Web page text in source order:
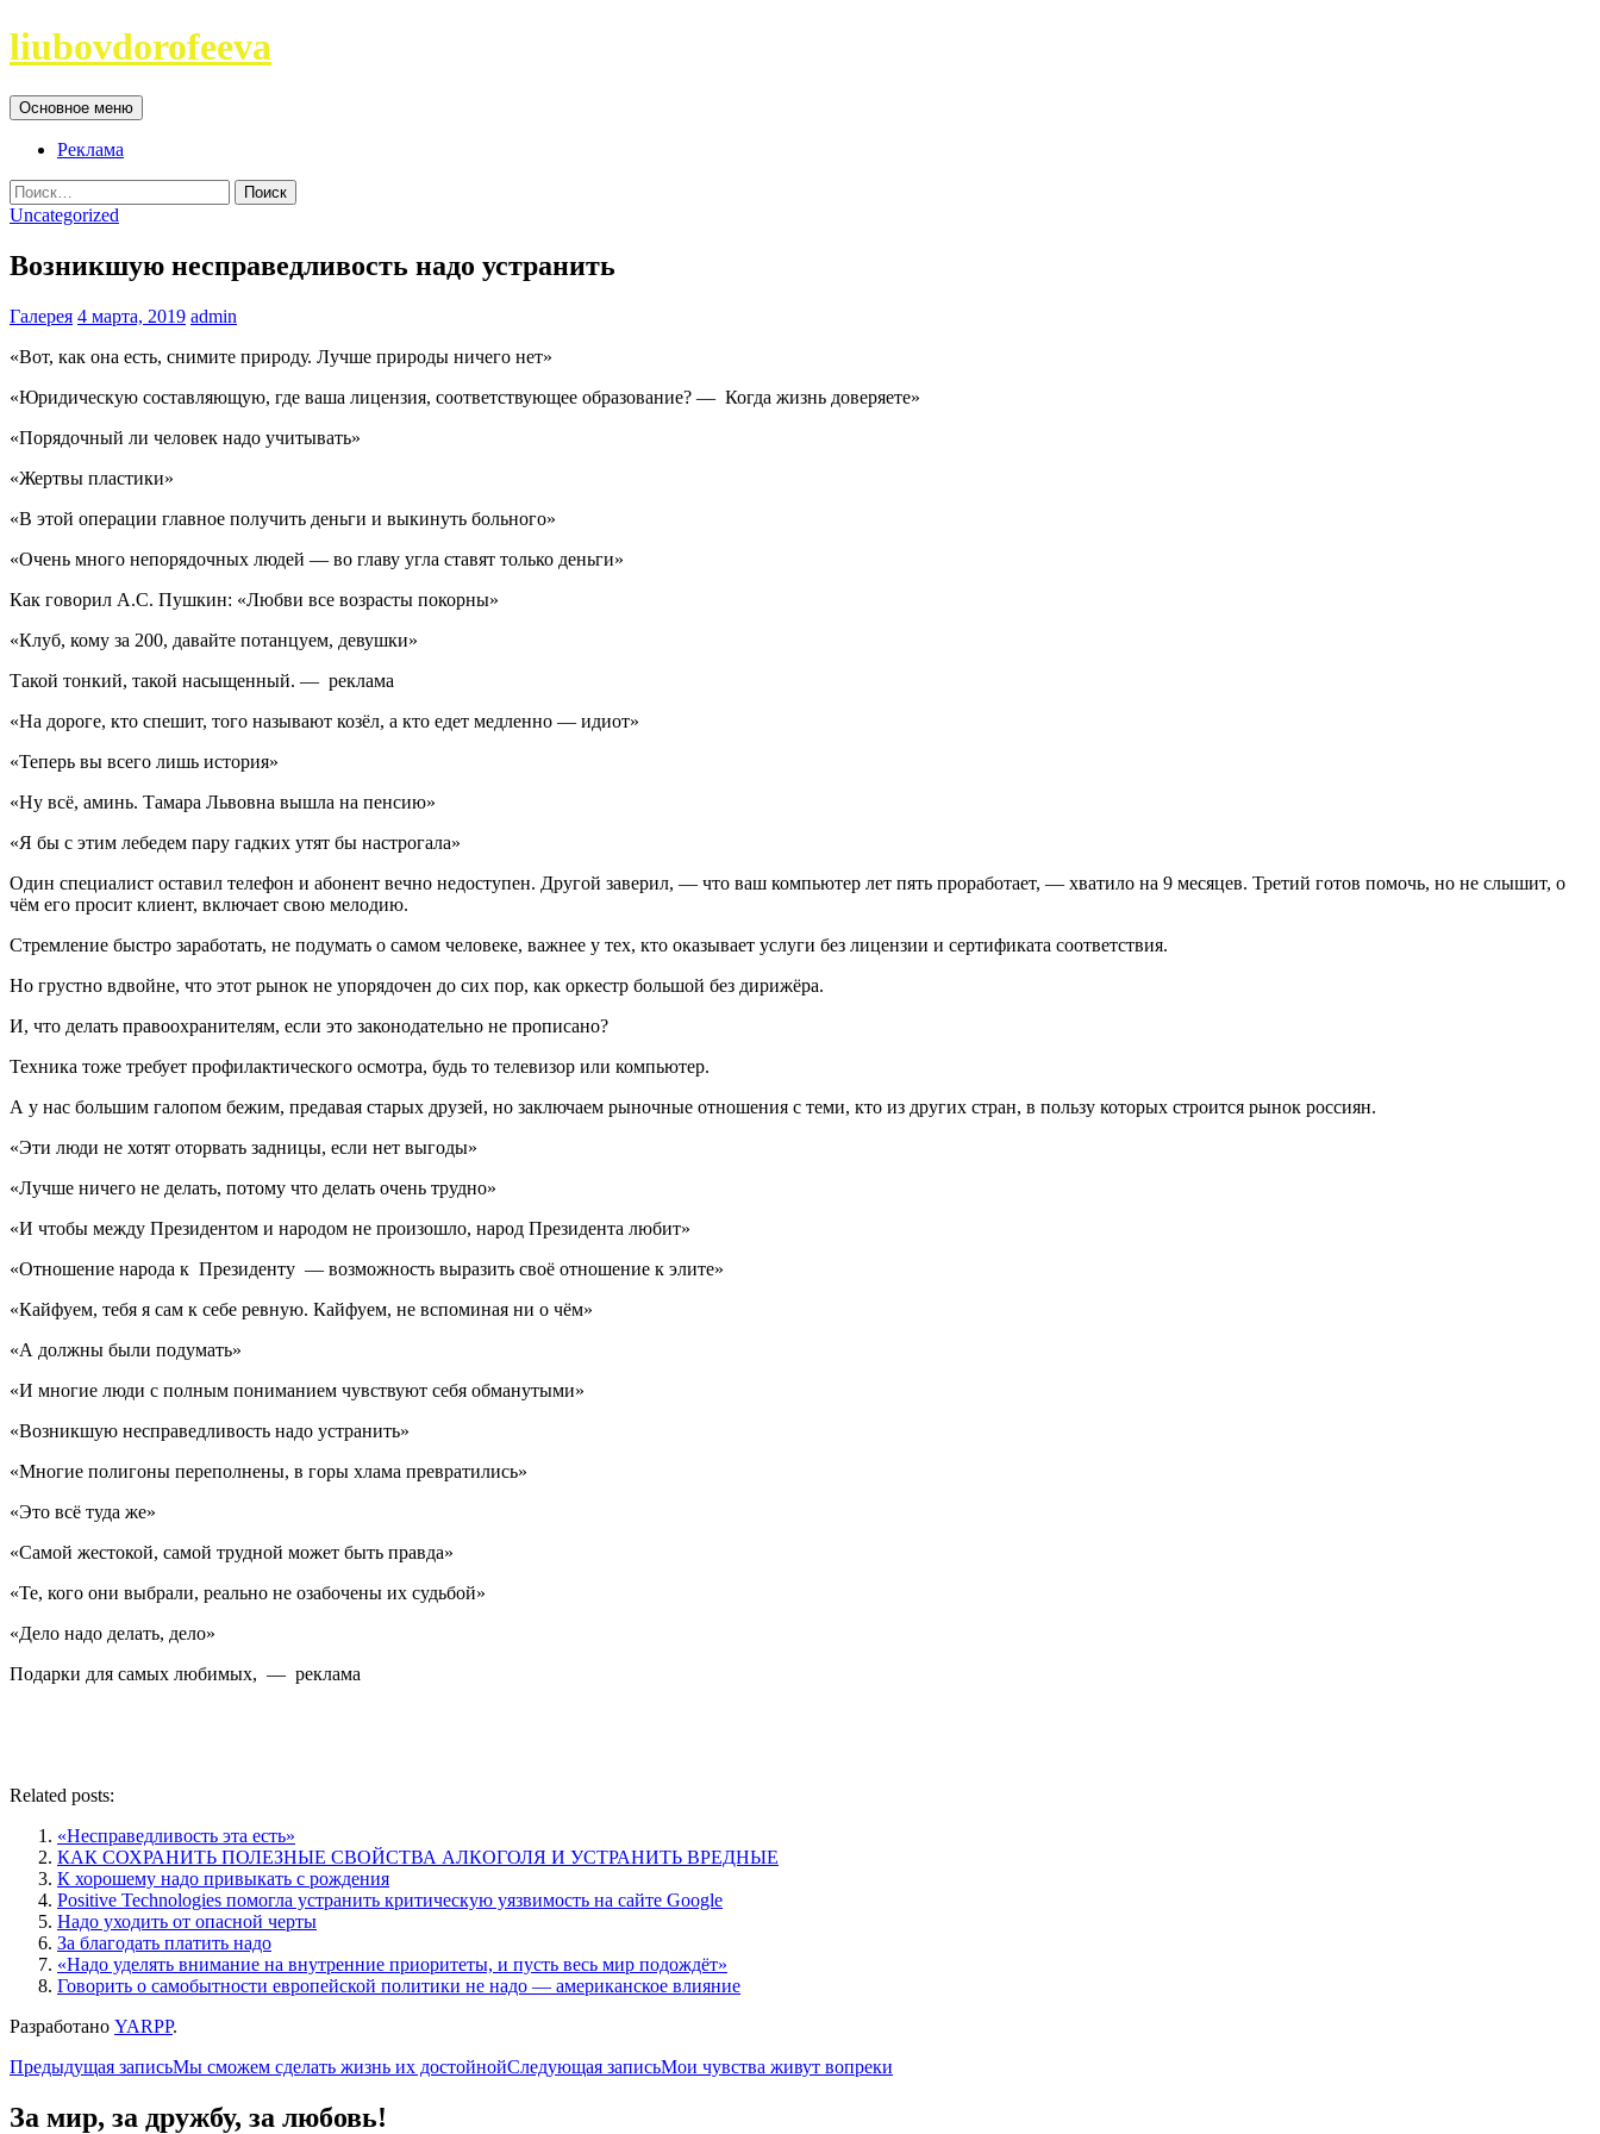
Перейти
к
liubovdorofeeva
Поиск
Основное меню
Реклама
Найти:
Uncategorized
Возникшую несправедливость надо устранить
Галерея 4 марта, 2019 admin
«Вот, как она есть, снимите природу. Лучше природы ничего нет»
«Юридическую составляющую, где ваша лицензия, соответствующее образование? — Когда жизнь доверяете»
«Порядочный ли человек надо учитывать»
«Жертвы пластики»
«В этой операции главное получить деньги и выкинуть больного»
«Очень много непорядочных людей — во главу угла ставят только деньги»
Как говорил А.С. Пушкин: «Любви все возрасты покорны»
«Клуб, кому за 200, давайте потанцуем, девушки»
Такой тонкий, такой насыщенный. — реклама
«На дороге, кто спешит, того называют козёл, а кто едет медленно — идиот»
«Теперь вы всего лишь история»
«Ну всё, аминь. Тамара Львовна вышла на пенсию»
«Я бы с этим лебедем пару гадких утят бы настрогала»
Один специалист оставил телефон и абонент вечно недоступен. Другой заверил, — что ваш компьютер лет пять проработает, — хватило на 9 месяцев. Третий готов помочь, но не слышит, о
чём его просит клиент, включает свою мелодию.
Стремление быстро заработать, не подумать о самом человеке, важнее у тех, кто оказывает услуги без лицензии и сертификата соответствия.
Но грустно вдвойне, что этот рынок не упорядочен до сих пор, как оркестр большой без дирижёра.
И, что делать правоохранителям, если это законодательно не прописано?
Техника тоже требует профилактического осмотра, будь то телевизор или компьютер.
А у нас большим галопом бежим, предавая старых друзей, но заключаем рыночные отношения с теми, кто из других стран, в пользу которых строится рынок россиян.
«Эти люди не хотят оторвать задницы, если нет выгоды»
«Лучше ничего не делать, потому что делать очень трудно»
«И чтобы между Президентом и народом не произошло, народ Президента любит»
«Отношение народа к Президенту — возможность выразить своё отношение к элите»
«Кайфуем, тебя я сам к себе ревную. Кайфуем, не вспоминая ни о чём»
«А должны были подумать»
«И многие люди с полным пониманием чувствуют себя обманутыми»
«Возникшую несправедливость надо устранить»
«Многие полигоны переполнены, в горы хлама превратились»
«Это всё туда же»
«Самой жестокой, самой трудной может быть правда»
«Те, кого они выбрали, реально не озабочены их судьбой»
«Дело надо делать, дело»
Подарки для самых любимых, — реклама
Related posts:
«Несправедливость эта есть»
КАК СОХРАНИТЬ ПОЛЕЗНЫЕ СВОЙСТВА АЛКОГОЛЯ И УСТРАНИТЬ ВРЕДНЫЕ
К хорошему надо привыкать с рождения
Positive Technologies помогла устранить критическую уязвимость на сайте Google
Надо уходить от опасной черты
За благодать платить надо
«Надо уделять внимание на внутренние приоритеты, и пусть весь мир подождёт»
Говорить о самобытности европейской политики не надо — американское влияние
Разработано YARPP.
Навигация
по
Предыдущая записьМы сможем сделать жизнь их достойнойСледующая записьМои чувства живут вопреки
За мир, за дружбу, за любовь!